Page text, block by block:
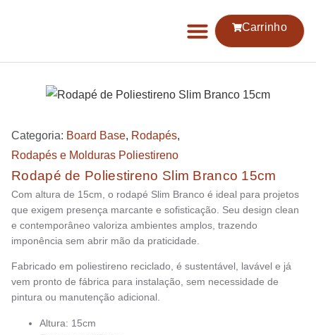
Carrinho
Categoria: Board Base, Rodapés,
Rodapés e Molduras Poliestireno
Rodapé de Poliestireno Slim Branco 15cm
Com altura de 15cm, o rodapé Slim Branco é ideal para projetos
que exigem presença marcante e sofisticação. Seu design clean
e contemporâneo valoriza ambientes amplos, trazendo
imponência sem abrir mão da praticidade.
Fabricado em poliestireno reciclado, é sustentável, lavável e já
vem pronto de fábrica para instalação, sem necessidade de
pintura ou manutenção adicional.
Altura: 15cm